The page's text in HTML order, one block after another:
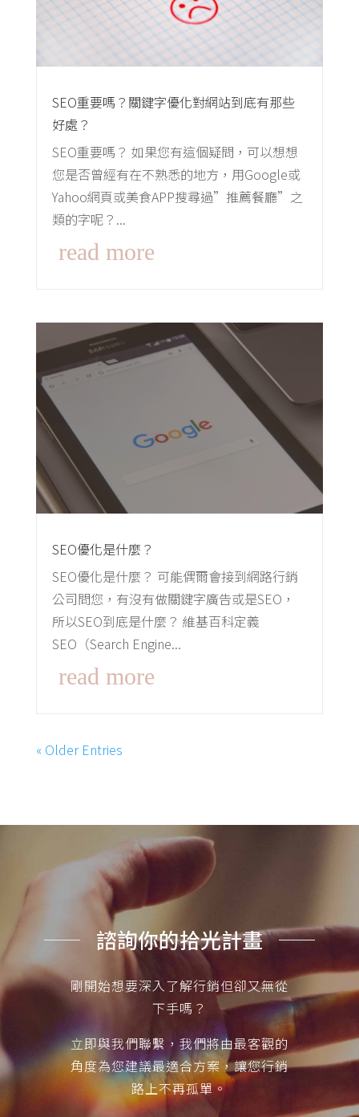
SEO重要嗎？關鍵字優化對網站到底有那些
好處？
SEO重要嗎？ 如果您有這個疑問，可以想想
您是否曾經有在不熟悉的地方，用Google或
Yahoo網頁或美食APP搜尋過”推薦餐廳”之
類的字呢？...
read more
SEO優化是什麼？
SEO優化是什麼？ 可能偶爾會接到網路行銷
公司問您，有沒有做關鍵字廣告或是SEO，
所以SEO到底是什麼？ 維基百科定義
SEO（Search Engine...
read more
« Older Entries
諮詢你的拾光計畫
剛開始想要深入了解行銷但卻又無從
下手嗎？
立即與我們聯繫，我們將由最客觀的
角度為您建議最適合方案，讓您行銷
路上不再孤單。